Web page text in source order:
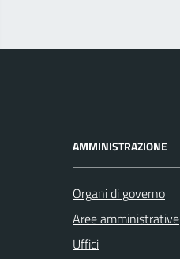
AMMINISTRAZIONE
Organi di governo
Aree amministrative
Uffici